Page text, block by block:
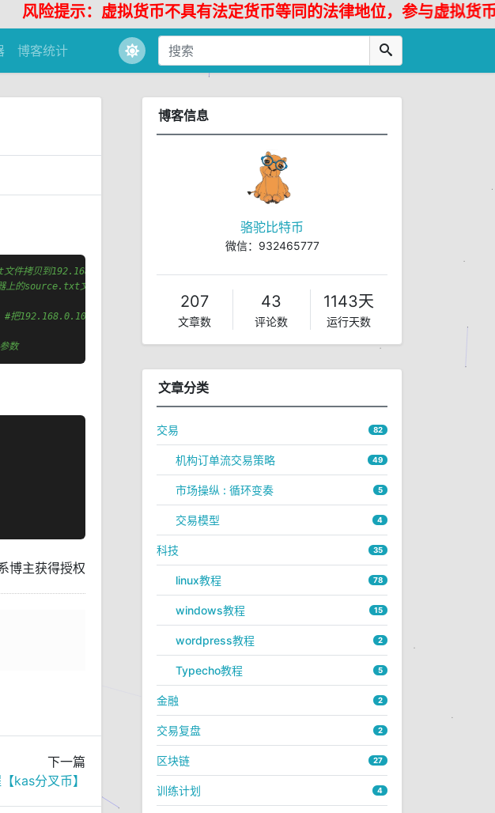
提示：虚拟货币不具有法定货币等同的法律地位，参与虚拟货币投
博客统计
件拷贝到192.168.0.10机器上的/home/work目录下
的source.txt文件拷贝到本地的/home/work目录下
#把192.168.0.10机器上的source.txt文件拷贝到192.168.0.11机器的/home/work目录下
数
博主获得授权
下一篇
kas分叉币】
博客信息
骆驼比特币
微信：932465777
207
文章数
43
评论数
1143天
运行天数
文章分类
交易 82
机构订单流交易策略 49
市场操纵 : 循环变奏 5
交易模型 4
科技 35
linux教程 78
windows教程 15
wordpress教程 2
Typecho教程 5
金融 2
交易复盘 2
区块链 27
训练计划 4